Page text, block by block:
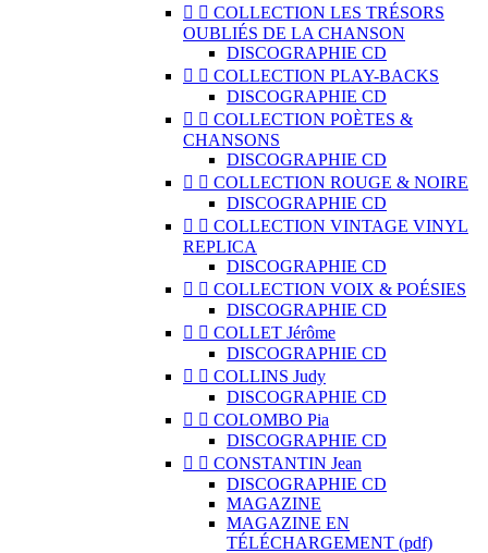
  COLLECTION LES TRÉSORS
OUBLIÉS DE LA CHANSON
DISCOGRAPHIE CD
  COLLECTION PLAY-BACKS
DISCOGRAPHIE CD
  COLLECTION POÈTES &
CHANSONS
DISCOGRAPHIE CD
  COLLECTION ROUGE & NOIRE
DISCOGRAPHIE CD
  COLLECTION VINTAGE VINYL
REPLICA
DISCOGRAPHIE CD
  COLLECTION VOIX & POÉSIES
DISCOGRAPHIE CD
  COLLET Jérôme
DISCOGRAPHIE CD
  COLLINS Judy
DISCOGRAPHIE CD
  COLOMBO Pia
DISCOGRAPHIE CD
  CONSTANTIN Jean
DISCOGRAPHIE CD
MAGAZINE
MAGAZINE EN
TÉLÉCHARGEMENT (pdf)